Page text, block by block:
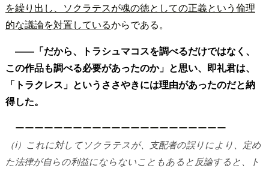
を繰り出し、ソクラテスが魂の徳としての正義という倫理
的な議論を対置しているからである。
――「だから、トラシュマコスを調べるだけではなく、
この作品も調べる必要があったのか」と思い、即礼君は、
「トラクレス」というささやきには理由があったのだと納
得した。
ーーーーーーーーーーーーーーーーーーーーーー
（ⅰ）これに対してソクラテスが、支配者の誤りにより、定め
た法律が自らの利益にならないこともあると反論すると、ト